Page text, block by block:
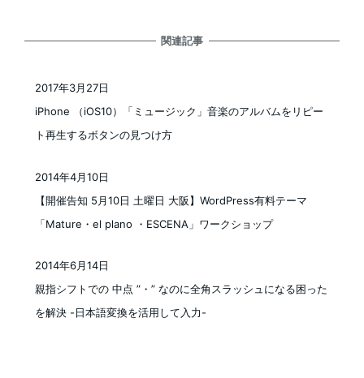
関連記事
iPhone （iOS10）「ミュージック」音楽のアルバムをリピー
ト再生するボタンの見つけ方
2017年3月27日
【開催告知 5月10日 土曜日 大阪】WordPress有料テーマ
「Mature・el plano ・ESCENA」ワークショップ
投稿日
2014年4月10日
親指シフトでの 中点 ”・” なのに全角スラッシュになる困った
を解決 -日本語変換を活用して入力-
2014年6月14日